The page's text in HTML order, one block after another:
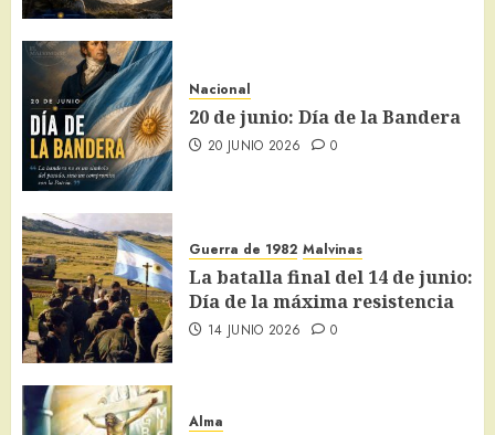
Nacional
20 de junio: Día de la Bandera
20 JUNIO 2026 0
Guerra de 1982 Malvinas
La batalla final del 14 de junio:
Día de la máxima resistencia
14 JUNIO 2026 0
Alma